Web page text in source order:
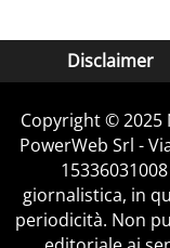
Disclaimer
Copyright ©
PowerWeb Srl -
giornalistica, in
periodicità. Non